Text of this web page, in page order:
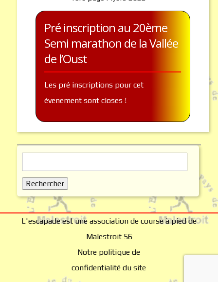
Pré inscription au 20ème
Semi marathon de la Vallée
de l’Oust
Les pré inscriptions pour cet
évenement sont closes !
L'escapade est une association de course à pied de
Malestroit 56
Notre politique de
confidentialité du site